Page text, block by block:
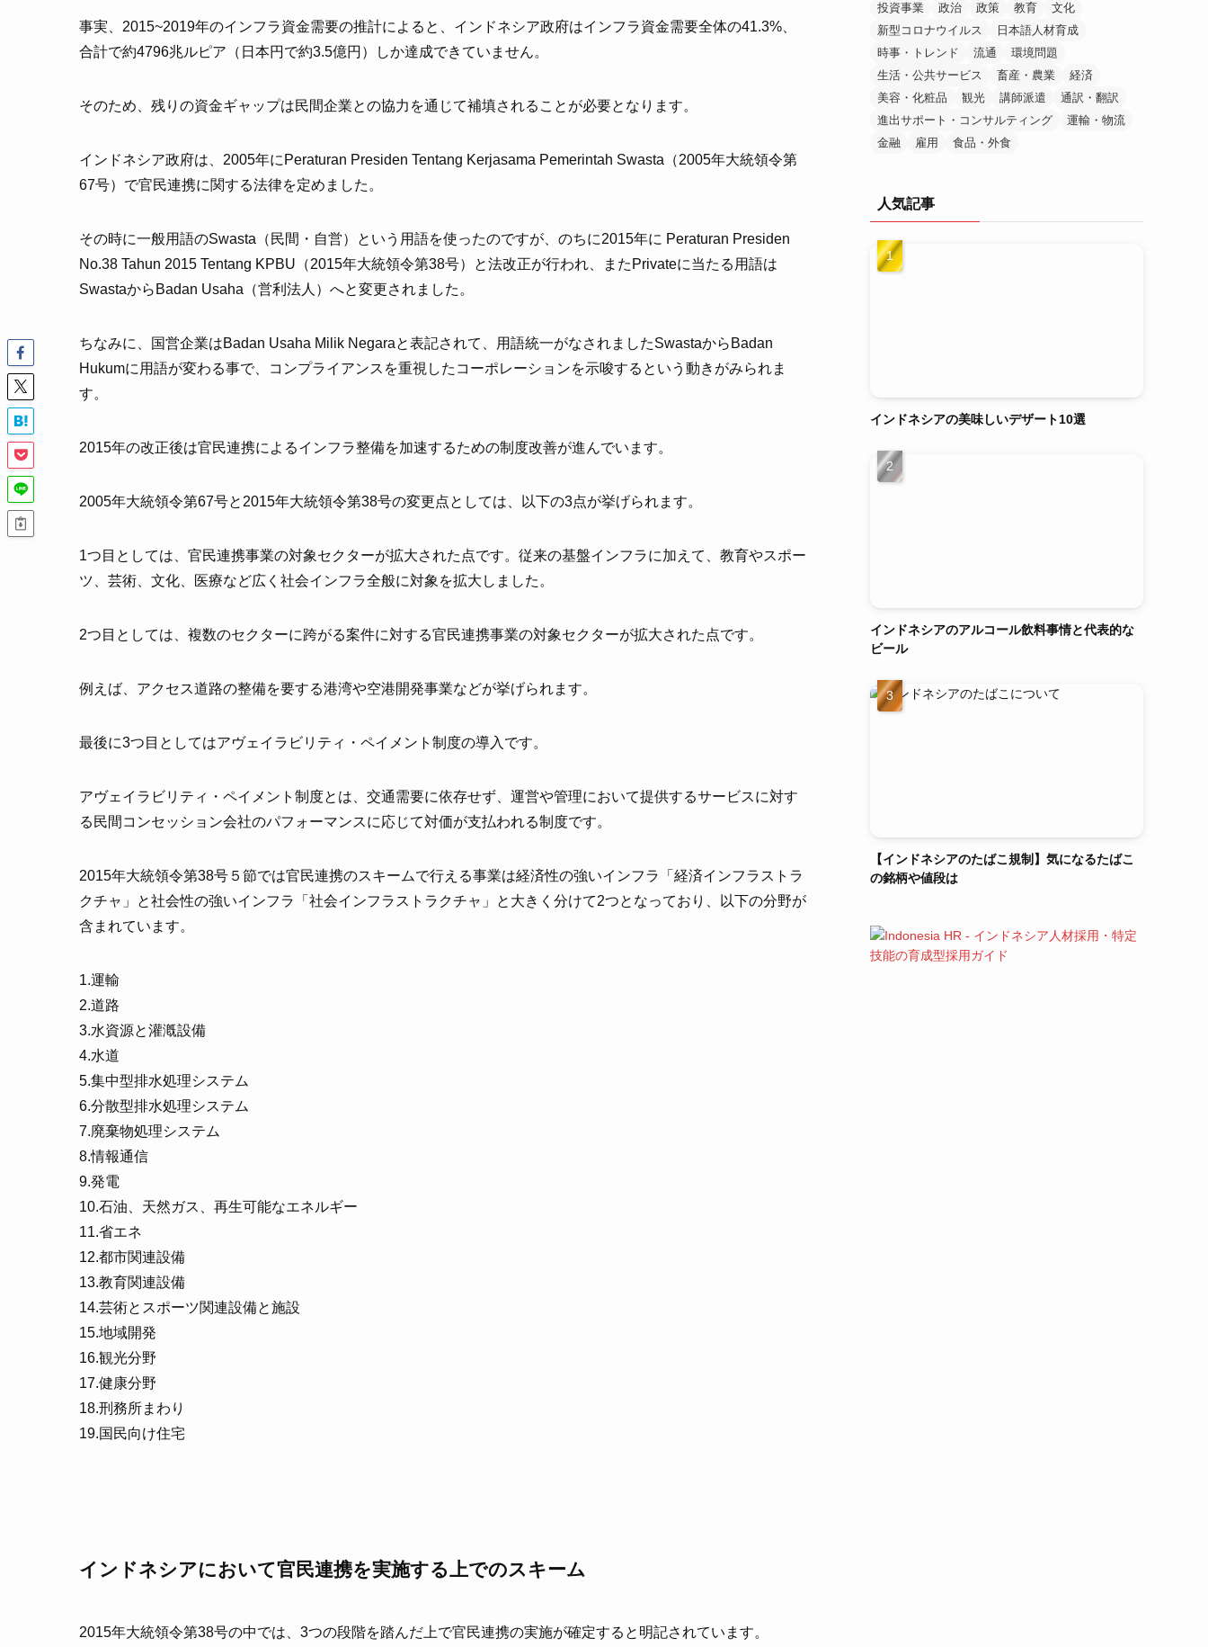
事実、2015~2019年のインフラ資金需要の推計によると、インドネシア政府はインフラ資金需要全体の41.3%、
合計で約4796兆ルピア（日本円で約3.5億円）しか達成できていません。
そのため、残りの資金ギャップは民間企業との協力を通じて補填されることが必要となります。
インドネシア政府は、2005年にPeraturan Presiden Tentang Kerjasama Pemerintah Swasta（2005年大統領令第
67号）で官民連携に関する法律を定めました。
その時に一般用語のSwasta（民間・自営）という用語を使ったのですが、のちに2015年に Peraturan Presiden
No.38 Tahun 2015 Tentang KPBU（2015年大統領令第38号）と法改正が行われ、またPrivateに当たる用語は
SwastaからBadan Usaha（営利法人）へと変更されました。
ちなみに、国営企業はBadan Usaha Milik Negaraと表記されて、用語統一がなされましたSwastaからBadan
Hukumに用語が変わる事で、コンプライアンスを重視したコーポレーションを示唆するという動きがみられま
す。
2015年の改正後は官民連携によるインフラ整備を加速するための制度改善が進んでいます。
2005年大統領令第67号と2015年大統領令第38号の変更点としては、以下の3点が挙げられます。
1つ目としては、官民連携事業の対象セクターが拡大された点です。従来の基盤インフラに加えて、教育やスポー
ツ、芸術、文化、医療など広く社会インフラ全般に対象を拡大しました。
2つ目としては、複数のセクターに跨がる案件に対する官民連携事業の対象セクターが拡大された点です。
例えば、アクセス道路の整備を要する港湾や空港開発事業などが挙げられます。
最後に3つ目としてはアヴェイラビリティ・ペイメント制度の導入です。
アヴェイラビリティ・ペイメント制度とは、交通需要に依存せず、運営や管理において提供するサービスに対す
る民間コンセッション会社のパフォーマンスに応じて対価が支払われる制度です。
2015年大統領令第38号５節では官民連携のスキームで行える事業は経済性の強いインフラ「経済インフラストラ
クチャ」と社会性の強いインフラ「社会インフラストラクチャ」と大きく分けて2つとなっており、以下の分野が
含まれています。
1.運輸
2.道路
3.水資源と灌漑設備
4.水道
5.集中型排水処理システム
6.分散型排水処理システム
7.廃棄物処理システム
8.情報通信
9.発電
10.石油、天然ガス、再生可能なエネルギー
11.省エネ
12.都市関連設備
13.教育関連設備
14.芸術とスポーツ関連設備と施設
15.地域開発
16.観光分野
17.健康分野
18.刑務所まわり
19.国民向け住宅
インドネシアにおいて官民連携を実施する上でのスキーム
2015年大統領令第38号の中では、3つの段階を踏んだ上で官民連携の実施が確定すると明記されています。
投資事業
政治 政策 教育
文化
新型コロナウイルス
日本語人材育成
時事・トレンド
流通
環境問題
生活・公共サービス
畜産・農業
経済
美容・化粧品
観光 講師派遣
通訳・翻訳
進出サポート・コンサルティング
運輸・物流
金融
雇用 食品・外食
人気記事
インドネシアの美味しいデザート10選
インドネシアのアルコール飲料事情と代表的な
ビール
【インドネシアのたばこ規制】気になるたばこ
の銘柄や値段は